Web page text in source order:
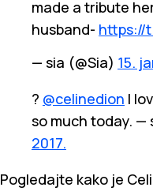
made a tribute
husband- https://
— sia (@Sia) 15.
? @celinedion I
so much today. —
2017.
Pogledajte kako je